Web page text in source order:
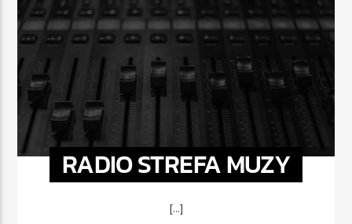
RADIO STREFA MUZY
[...]